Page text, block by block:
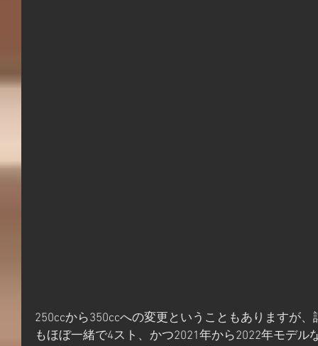
250ccから350ccへの変更ということもありますが
もほぼ一緒で4スト、かつ2021年から2022年モデル